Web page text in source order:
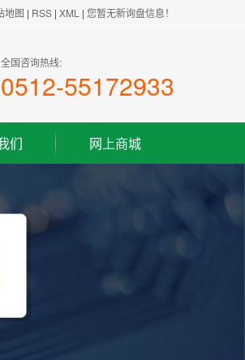
地图 | RSS | XML | 您暂无新询盘信息！
全国咨询热线:
0512-55172933
们
言
网上商城